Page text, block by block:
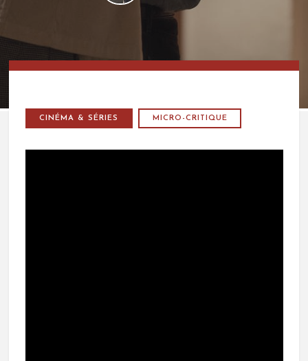
CINÉMA & SÉRIES MICRO-CRITIQUE